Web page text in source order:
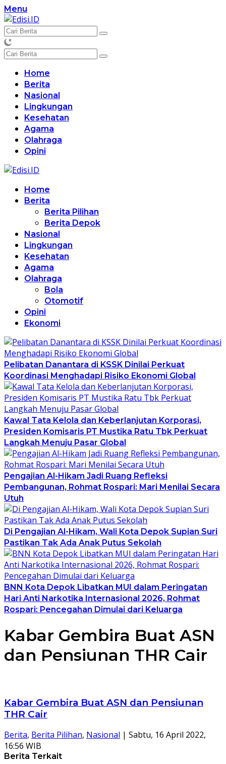
Langsung
ke
konten
Menu
Home
Berita
Nasional
Lingkungan
Kesehatan
Agama
Olahraga
Opini
Home
Berita
Berita Pilihan
Berita Depok
Nasional
Lingkungan
Kesehatan
Agama
Olahraga
Bola
Otomotif
Opini
Ekonomi
Pelibatan Danantara di KSSK Dinilai Perkuat
Koordinasi Menghadapi Risiko Ekonomi Global
Kawal Tata Kelola dan Keberlanjutan Korporasi,
Presiden Komisaris PT Mustika Ratu Tbk Perkuat
Langkah Menuju Pasar Global
Pengajian Al-Hikam Jadi Ruang Refleksi
Pembangunan, Rohmat Rospari: Mari Menilai Secara
Utuh
Di Pengajian Al-Hikam, Wali Kota Depok Supian Suri
Pastikan Tak Ada Anak Putus Sekolah
BNN Kota Depok Libatkan MUI dalam Peringatan
Hari Anti Narkotika Internasional 2026, Rohmat
Rospari: Pencegahan Dimulai dari Keluarga
Kabar Gembira Buat ASN
dan Pensiunan THR Cair
Kabar Gembira Buat ASN dan Pensiunan
THR Cair
Berita, Berita Pilihan, Nasional | Sabtu, 16 April 2022,
16:56 WIB
Berita Terkait